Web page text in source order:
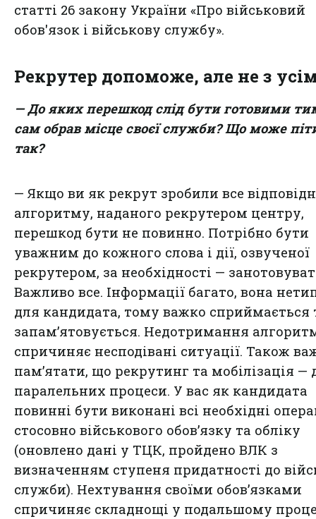
статті 26 закону України «Про військовий
обов'язок і військову службу».
Рекрутер допоможе, але не з
— До яких перешкод слід бути готовими
сам обрав місце своєї служби? Що може
так?
— Якщо ви як рекрут зробили все
алгоритму, наданого рекрутером центру,
перешкод бути не повинно. Потрібно бути
уважним до кожного слова і дії, озвученої
рекрутером, за необхідності —
Важливо все. Інформації багато, вона
для кандидата, тому важко сприймається
запам’ятовується. Недотримання
спричиняє несподівані ситуації. Також
пам’ятати, що рекрутинг та мобілізація —
паралельних процеси. У вас як кандидата
повинні бути виконані всі необхідні
стосовно військового обов’язку та обліку
(оновлено дані у ТЦК, пройдено ВЛК з
визначенням ступеня придатності до
служби). Нехтування своїми обов’язками
спричиняє складнощі у подальшому